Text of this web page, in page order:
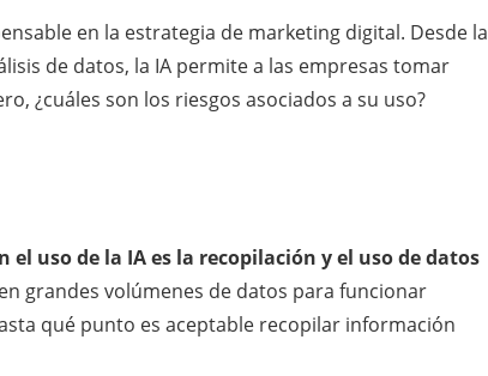
en la estrategia de marketing digital. Desde la
de datos, la IA permite a las empresas tomar
¿cuáles son los riesgos asociados a su uso?
el uso de la IA es la recopilación y el uso de datos
grandes volúmenes de datos para funcionar
qué punto es aceptable recopilar información